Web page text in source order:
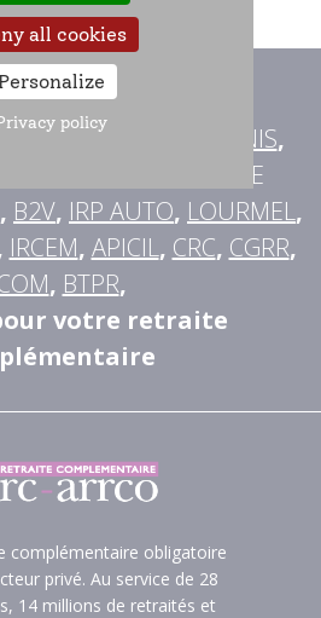
ARRCO
,MALAKOFF HUMANIS,
RETRAITE
, B2V, IRP AUTO, LOURMEL,
IRCEM, APICIL, CRC, CGRR,
, BTPR,
votre retraite
complémentaire obligatoire
privé. Au service de 28
14 millions de retraités et
all cookies
Personalize
policy